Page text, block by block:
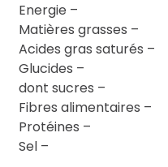
Energie –
Matières grasses –
Acides gras saturés –
Glucides –
dont sucres –
Fibres alimentaires –
Protéines –
Sel –